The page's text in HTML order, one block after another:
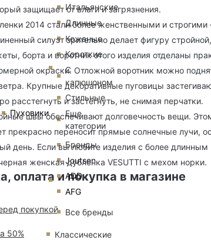
Пуховики
Итальянские
Длинные
Кожаные
Короткие
С
капюшоном
Стильные
Еще
категории
Бренды
Joutsen
ADD
AFG
Все бренды
Классические
защищает от влаги и загрязнения.
2014 стали более женственными и строгими
силуэт зрительно делает фигуру
борта и воротник этого изделия отделаны
окраски. Отложной воротник можно
Крупные декоративные пуговицы
расстегнуть и застегнуть, не снимая перчатки.
швы обеспечивают долговечность вещи.
прекрасно переносит прямые солнечные лучи,
день. Если вы любите изделия с более
женская дубленка VESUTTI с мехом норки.
оплата и покупка в магазине
покупкой
50%